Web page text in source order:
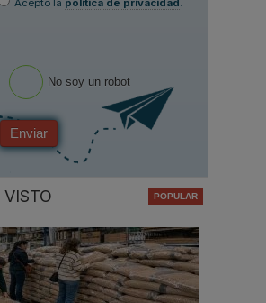
Acepto la política de privacidad .
No soy un robot
Enviar